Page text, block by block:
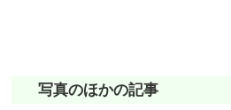
写真のほかの記事